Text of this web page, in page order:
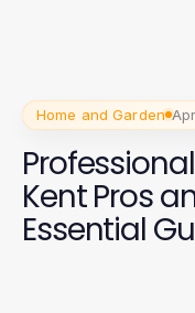
Home and Garden
Kent Pros
Essential